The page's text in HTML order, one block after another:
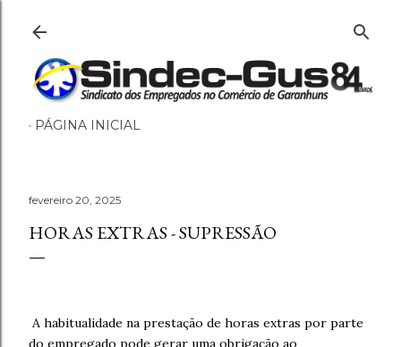
PÁGINA INICIAL
fevereiro 20, 2025
HORAS EXTRAS - SUPRESSÃO
A habitualidade na prestação de horas extras por parte
do empregado pode gerar uma obrigação ao